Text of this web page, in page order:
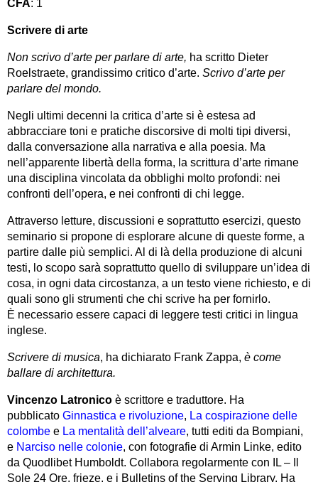
CFA: 1
Scrivere di arte
Non scrivo d’arte per parlare di arte, ha scritto Dieter
Roelstraete, grandissimo critico d’arte. Scrivo d’arte per
parlare del mondo.
Negli ultimi decenni la critica d’arte si è estesa ad
abbracciare toni e pratiche discorsive di molti tipi diversi,
dalla conversazione alla narrativa e alla poesia. Ma
nell’apparente libertà della forma, la scrittura d’arte rimane
una disciplina vincolata da obblighi molto profondi: nei
confronti dell’opera, e nei confronti di chi legge.
Attraverso letture, discussioni e soprattutto esercizi, questo
seminario si propone di esplorare alcune di queste forme, a
partire dalle più semplici. Al di là della produzione di alcuni
testi, lo scopo sarà soprattutto quello di sviluppare un’idea di
cosa, in ogni data circostanza, a un testo viene richiesto, e di
quali sono gli strumenti che chi scrive ha per fornirlo.
È necessario essere capaci di leggere testi critici in lingua
inglese.
Scrivere di musica, ha dichiarato Frank Zappa, è come
ballare di architettura.
Vincenzo Latronico è scrittore e traduttore. Ha
pubblicato Ginnastica e rivoluzione, La cospirazione delle
colombe e La mentalità dell’alveare, tutti editi da Bompiani,
e Narciso nelle colonie, con fotografie di Armin Linke, edito
da Quodlibet Humboldt. Collabora regolarmente con IL – Il
Sole 24 Ore, frieze, e i Bulletins of the Serving Library. Ha